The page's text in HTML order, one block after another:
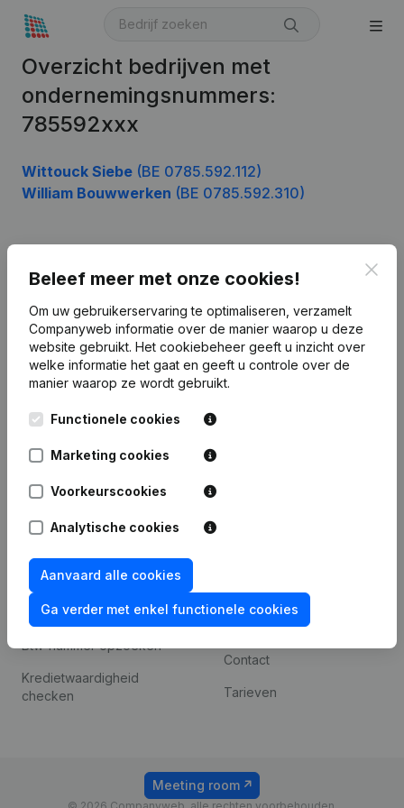
Overzicht bedrijven met
ondernemingsnummers:
785592xxx
Wittouck Siebe (BE 0785.592.112)
William Bouwwerken (BE 0785.592.310)
Beleef meer met onze cookies!
Om uw gebruikerservaring te optimaliseren, verzamelt
Companyweb informatie over de manier waarop u deze
website gebruikt. Het cookiebeheer geeft u inzicht over
welke informatie het gaat en geeft u controle over de
manier waarop ze wordt gebruikt.
Functionele cookies
Marketing cookies
Voorkeurscookies
Analytische cookies
Aanvaard alle cookies
Ga verder met enkel functionele cookies
Nederlands
Kantorenpark Everest
Leuvensesteenweg
248D,
1800 Vilvoorde
Monitoring
Internationaal zoeken
Spotlight
Compliance &
fraudepreventie
Jaarrekening raadplegen
Btw-nummer opzoeken
Kredietwaardigheid
checken
Integraties op maat
Betalingservaring
Contact
Tarieven
Meeting room